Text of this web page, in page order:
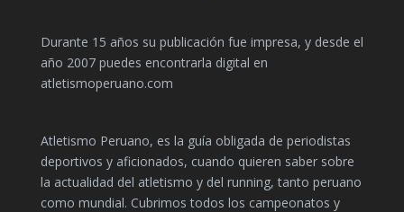
Durante 15 años su publicación fue impresa, y desde el
año 2007 puedes encontrarla digital en
atletismoperuano.com
Atletismo Peruano, es la guía obligada de periodistas
deportivos y aficionados, cuando quieren saber sobre
la actualidad del atletismo y del running, tanto peruano
como mundial. Cubrimos todos los campeonatos y